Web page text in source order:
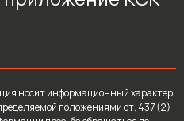
носит информационный характер
положениями ст. 437 (2)